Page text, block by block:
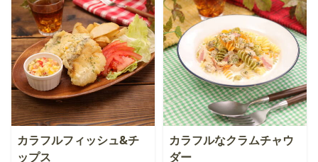
カラフルフィッシュ&チ
ップス
カラフルなクラムチャウ
ダー